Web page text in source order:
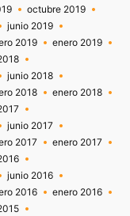
octubre 2019
junio 2019
2019
enero 2019
junio 2018
2018
enero 2018
junio 2017
2017
enero 2017
junio 2016
2016
enero 2016